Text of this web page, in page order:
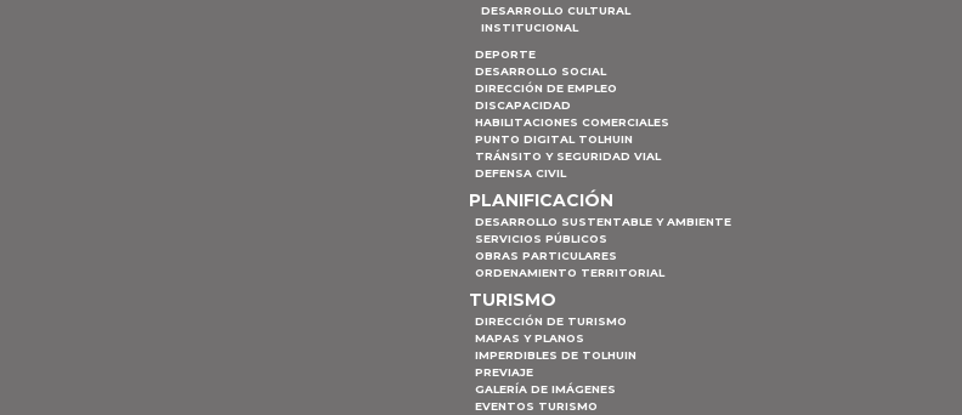
DESARROLLO CULTURAL
INSTITUCIONAL
DEPORTE
DESARROLLO SOCIAL
DIRECCIÓN DE EMPLEO
DISCAPACIDAD
HABILITACIONES COMERCIALES
PUNTO DIGITAL TOLHUIN
TRÁNSITO Y SEGURIDAD VIAL
DEFENSA CIVIL
PLANIFICACIÓN
DESARROLLO SUSTENTABLE Y AMBIENTE
SERVICIOS PÚBLICOS
OBRAS PARTICULARES
ORDENAMIENTO TERRITORIAL
TURISMO
DIRECCIÓN DE TURISMO
MAPAS Y PLANOS
IMPERDIBLES DE TOLHUIN
PREVIAJE
GALERÍA DE IMÁGENES
EVENTOS TURISMO